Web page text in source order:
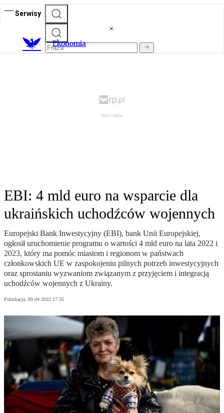
Serwisy
Ekonomia
EBI: 4 mld euro na wsparcie dla
ukraińskich uchodźców wojennych
Europejski Bank Inwestycyjny (EBI), bank Unii Europejskiej,
ogłosił uruchomienie programu o wartości 4 mld euro na lata 2022 i
2023, który ma pomóc miastom i regionom w państwach
członkowskich UE w zaspokojeniu pilnych potrzeb inwestycyjnych
oraz sprostaniu wyzwaniom związanym z przyjęciem i integracją
uchodźców wojennych z Ukrainy.
Publikacja: 09.04.2022 17:35